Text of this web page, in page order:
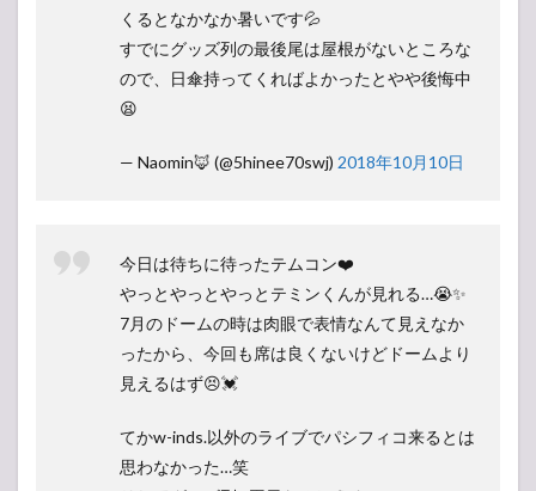
くるとなかなか暑いです💦
すでにグッズ列の最後尾は屋根がないところな
ので、日傘持ってくればよかったとやや後悔中
😫
— Naomin🦊 (@5hinee70swj) 2018年10月10日
今日は待ちに待ったテムコン❤️
やっとやっとやっとテミンくんが見れる…😭✨
7月のドームの時は肉眼で表情なんて見えなか
ったから、今回も席は良くないけどドームより
見えるはず😣💓
てかw-inds.以外のライブでパシフィコ来るとは
思わなかった…笑